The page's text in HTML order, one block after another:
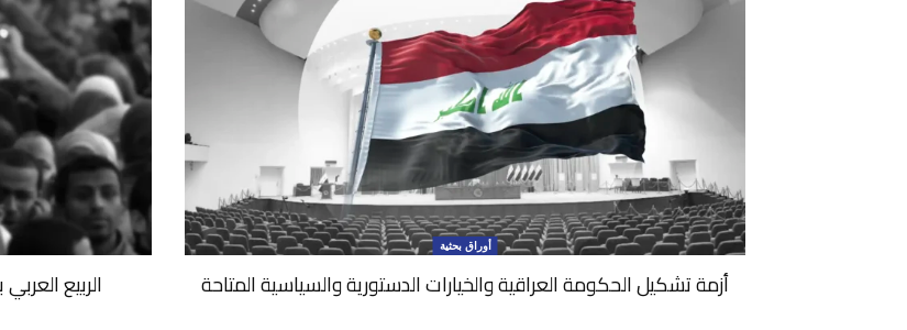
أوراق بحثية
أزمة تشكيل الحكومة العراقية والخيارات الدستورية والسياسية المتاحة الربيع